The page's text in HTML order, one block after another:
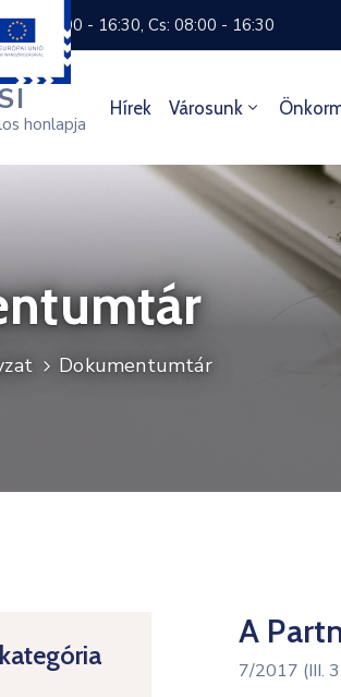
H: 8:00 - 16:30, Cs: 08:00 - 16:30
honlapja
Hírek Városunk
Dokumentumtár
A
7/2017 (III.